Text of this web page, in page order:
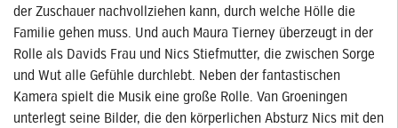
der Zuschauer nachvollziehen kann, durch welche Hölle die
Familie gehen muss. Und auch Maura Tierney überzeugt in der
Rolle als Davids Frau und Nics Stiefmutter, die zwischen Sorge
und Wut alle Gefühle durchlebt. Neben der fantastischen
Kamera spielt die Musik eine große Rolle. Van Groeningen
unterlegt seine Bilder, die den körperlichen Absturz Nics mit den